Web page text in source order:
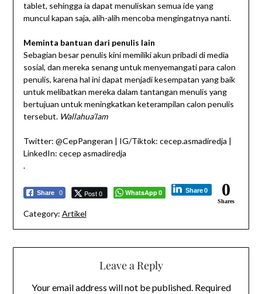
tablet, sehingga ia dapat menuliskan semua ide yang
muncul kapan saja, alih-alih mencoba mengingatnya nanti.
Meminta bantuan dari penulis lain
Sebagian besar penulis kini memiliki akun pribadi di media
sosial, dan mereka senang untuk menyemangati para calon
penulis, karena hal ini dapat menjadi kesempatan yang baik
untuk melibatkan mereka dalam tantangan menulis yang
bertujuan untuk meningkatkan keterampilan calon penulis
tersebut. Wallahua’lam
Twitter: @CepPangeran | IG/Tiktok: cecep.asmadiredja |
LinkedIn: cecep asmadiredja
.
Share 0 Post 0 WhatsApp 0 Share 0 0
Shares
Category: Artikel
Leave a Reply
Your email address will not be published. Required